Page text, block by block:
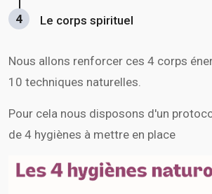
4 Le corps spirituel
Nous allons renforcer ces 4 corps
10 techniques naturelles.
Pour cela nous disposons d'un
de 4 hygiènes à mettre en place